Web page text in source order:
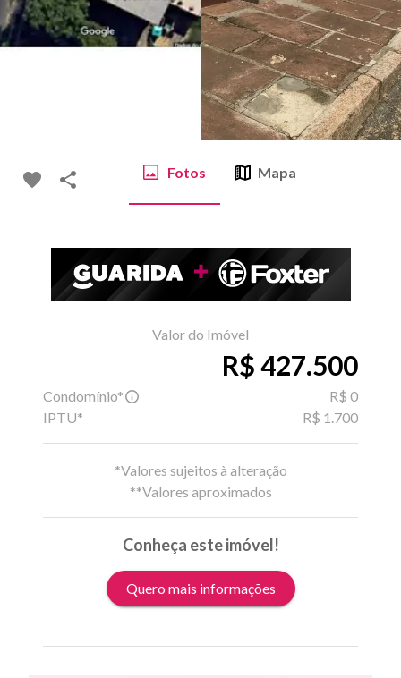
Fotos Mapa
Valor do Imóvel
R$ 427.500
Condomínio*
R$ 0
IPTU*
R$ 1.700
*Valores sujeitos à alteração
**Valores aproximados
Conheça este imóvel!
Quero mais informações